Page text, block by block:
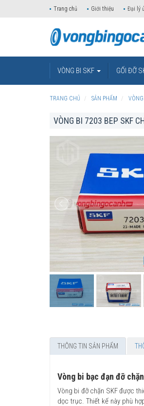
Trang chủ Giới thiệu Đại lý
VÒNG BI SKF GỐI ĐỠ
TRANG CHỦ SẢN PHẨM
VÒNG BI 7203 BEP SKF
THÔNG TIN SẢN PHẨM
Vòng bi bạc đạn đỡ
Vòng bi đỡ chặn SKF được
dọc trục. Thiết kế này phù